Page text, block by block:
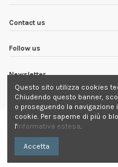
Contact us
Follow us
Newsletter
Questo sito utilizza cookies
Chiudendo questo banner,
o proseguendo la
cookie. Per saperne di più o
l'Informativa estesa.
Accetta